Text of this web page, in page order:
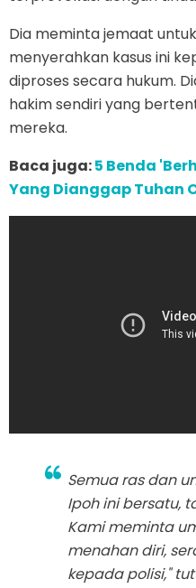
Dia meminta jemaat
menyerahkan kasus ini
diproses secara hukum.
hakim sendiri yang
mereka.
Baca juga:5 Benda
Yang Dianggap Tuhan
Semua ras dan
Ipoh ini bersatu,
Kami meminta
menahan diri,
kepada polisi,"